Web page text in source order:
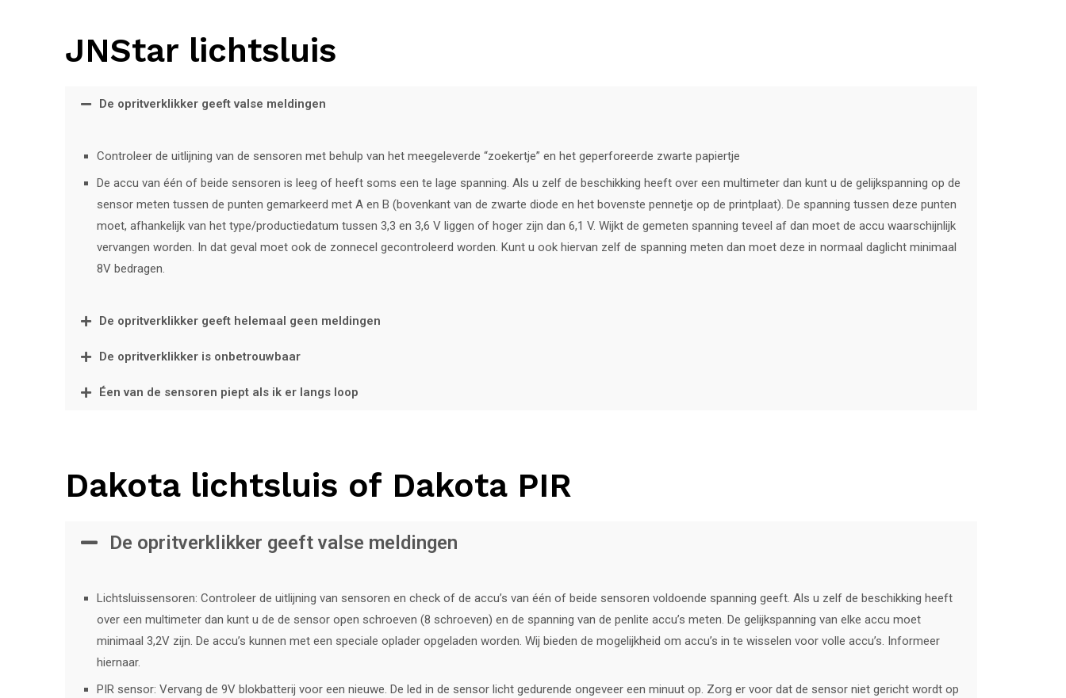
JNStar lichtsluis
De opritverklikker geeft valse meldingen
Controleer de uitlijning van de sensoren met behulp van het meegeleverde “zoekertje” en het geperforeerde zwarte papiertje
De accu van één of beide sensoren is leeg of heeft soms een te lage spanning. Als u zelf de beschikking heeft over een multimeter dan kunt u de gelijkspanning op de
sensor meten tussen de punten gemarkeerd met A en B (bovenkant van de zwarte diode en het bovenste pennetje op de printplaat). De spanning tussen deze punten
moet, afhankelijk van het type/productiedatum tussen 3,3 en 3,6 V liggen of hoger zijn dan 6,1 V. Wijkt de gemeten spanning teveel af dan moet de accu waarschijnlijk
vervangen worden. In dat geval moet ook de zonnecel gecontroleerd worden. Kunt u ook hiervan zelf de spanning meten dan moet deze in normaal daglicht minimaal
8V bedragen.
De opritverklikker geeft helemaal geen meldingen
De opritverklikker is onbetrouwbaar
Éen van de sensoren piept als ik er langs loop
Dakota lichtsluis of Dakota PIR
De opritverklikker geeft valse meldingen
Lichtsluissensoren: Controleer de uitlijning van sensoren en check of de accu’s van één of beide sensoren voldoende spanning geeft. Als u zelf de beschikking heeft
over een multimeter dan kunt u de de sensor open schroeven (8 schroeven) en de spanning van de penlite accu’s meten. De gelijkspanning van elke accu moet
minimaal 3,2V zijn. De accu’s kunnen met een speciale oplader opgeladen worden. Wij bieden de mogelijkheid om accu’s in te wisselen voor volle accu’s. Informeer
hiernaar.
PIR sensor: Vervang de 9V blokbatterij voor een nieuwe. De led in de sensor licht gedurende ongeveer een minuut op. Zorg er voor dat de sensor niet gericht wordt op